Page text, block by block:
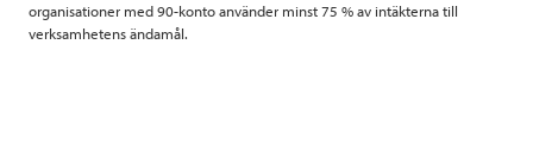
organisationer med 90-konto använder minst 75 % av intäkterna till
verksamhetens ändamål.